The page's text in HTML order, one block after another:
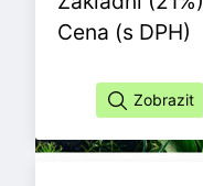
Cena (s DPH)
Zobrazit